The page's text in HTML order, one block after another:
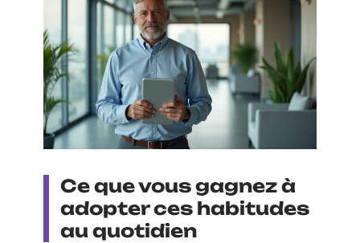
Ce que vous gagnez à
adopter ces habitudes
au quotidien